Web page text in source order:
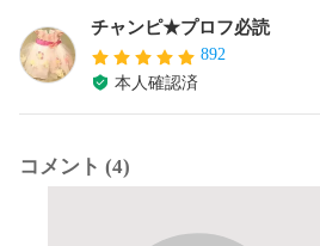
チャンピ★プロフ必読
892
本人確認済
コメント (4)